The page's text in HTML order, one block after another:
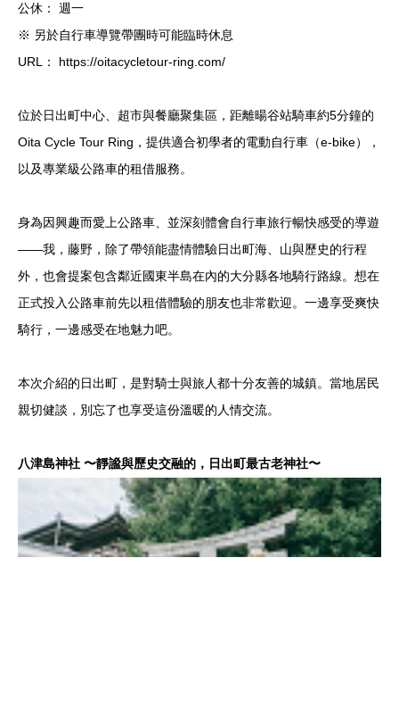
公休： 週一
※ 另於自行車導覽帶團時可能臨時休息
URL： https://oitacycletour-ring.com/
位於日出町中心、超市與餐廳聚集區，距離暘谷站騎車約5分鐘的
Oita Cycle Tour Ring，提供適合初學者的電動自行車（e-bike），
以及專業級公路車的租借服務。
身為因興趣而愛上公路車、並深刻體會自行車旅行暢快感受的導遊
——我，藤野，除了帶領能盡情體驗日出町海、山與歷史的行程
外，也會提案包含鄰近國東半島在內的大分縣各地騎行路線。想在
正式投入公路車前先以租借體驗的朋友也非常歡迎。一邊享受爽快
騎行，一邊感受在地魅力吧。
本次介紹的日出町，是對騎士與旅人都十分友善的城鎮。當地居民
親切健談，別忘了也享受這份溫暖的人情交流。
八津島神社 〜靜謐與歷史交融的，日出町最古老神社〜